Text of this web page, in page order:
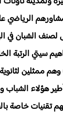
الرياضي
لصنف الشبان في
22(فئة الشابات) وهم
هؤلاء الشباب
تقنيات خاصة